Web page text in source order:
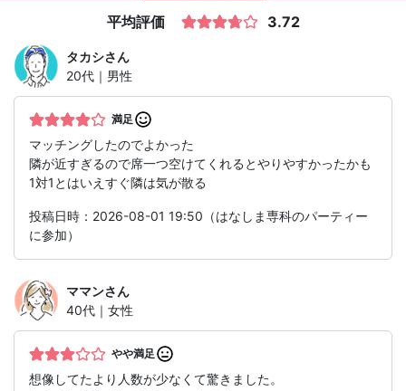
平均評価 3.72
タカシさん
20代｜男性
満足
マッチングしたのでよかった
隣が近すぎるので席一つ空けてくれるとやりやすかったかも
1対1とはいえすぐ隣は気が散る
投稿日時：2026-08-01 19:50（はなしま専科のパーティー
に参加）
ママンさん
40代｜女性
やや満足
想像してたより人数が少なくて驚きました。